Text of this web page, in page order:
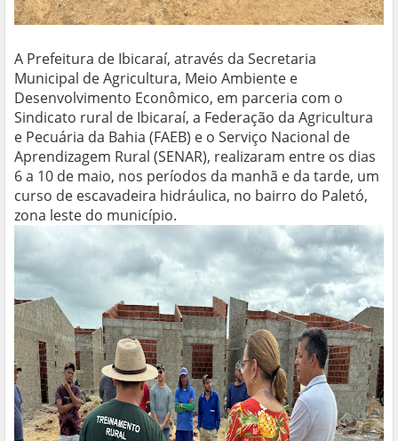
A Prefeitura de Ibicaraí, através da Secretaria
Municipal de Agricultura, Meio Ambiente e
Desenvolvimento Econômico, em parceria com o
Sindicato rural de Ibicaraí, a Federação da Agricultura
e Pecuária da Bahia (FAEB) e o Serviço Nacional de
Aprendizagem Rural (SENAR), realizaram entre os dias
6 a 10 de maio, nos períodos da manhã e da tarde, um
curso de escavadeira hidráulica, no bairro do Paletó,
zona leste do município.